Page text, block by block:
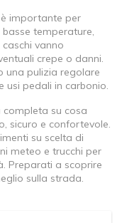
importante per
temperature,
vanno
crepe o danni.
una pulizia regolare
usi pedali in carbonio.
su cosa
sicuro e confortevole.
su scelta di
meteo e trucchi per
Preparati a scoprire
sulla strada.